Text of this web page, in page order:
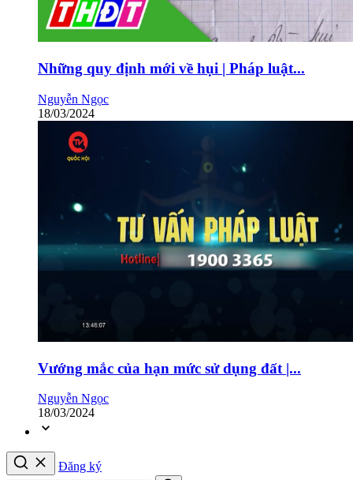
Những quy định mới về hụi | Pháp luật...
Nguyễn Ngọc
18/03/2024
Vướng mắc của hạn mức sử dụng đất |...
Nguyễn Ngọc
18/03/2024
Đăng ký